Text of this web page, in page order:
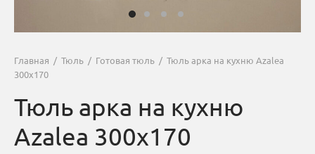
Главная / Тюль / Готовая тюль / Тюль арка на кухню Azalea
300х170
Тюль арка на кухню
Azalea 300х170